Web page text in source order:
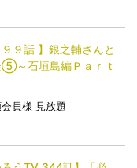
９９話 】銀之輔さんと
～石垣島編Ｐａｒｔ
会員様 見放題